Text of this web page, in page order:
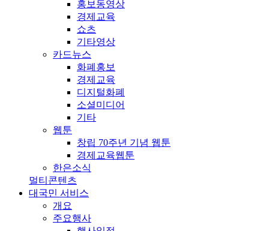
홍보동영상
경제교육
쇼츠
기타영상
카드뉴스
화폐홍보
경제교육
디지털화폐
소셜미디어
기타
웹툰
창립 70주년 기념 웹툰
경제교육웹툰
한은소식
멀티콘텐츠
대국민 서비스
개요
주요행사